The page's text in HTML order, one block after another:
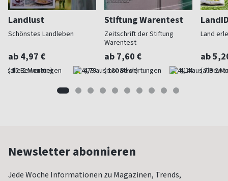
Landlust
Schönstes Landleben
ab 4,97 €
(alle 2 Monate) 4,79
Stiftung Warentest
Zeitschrift der Stiftung
Warentest
ab 7,60 €
(monatlich) 4,14
Land
ab
(alle 2
Newsletter abonnieren
Jede Woche Informationen zu Magazinen, Trends,